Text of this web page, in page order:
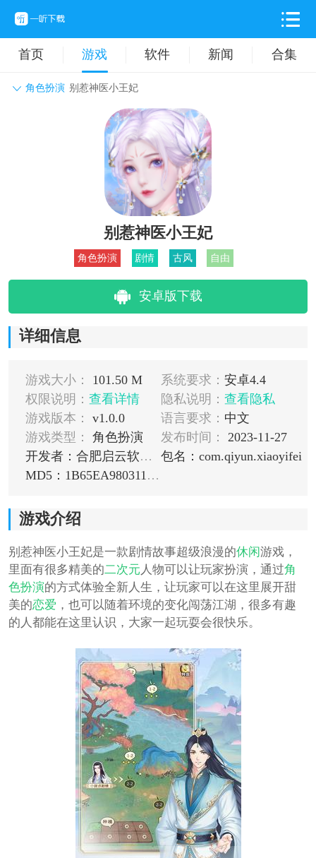
首页 游戏 软件 新闻 合集
角色扮演 别惹神医小王妃
动作格斗 休闲益智
卡牌对战 音乐舞蹈
挂机养成
别惹神医小王妃
角色扮演 剧情 古风 自由
安卓版下载
详细信息
游戏大小： 101.50 M 系统要求： 安卓4.4
权限说明： 查看详情 隐私说明： 查看隐私
游戏版本：
v1.0.0 语言要求： 中文
游戏类型：
角色扮演 发布时间：
2023-11-27
开发者：合肥启云软件有限公司
包名：com.qiyun.xiaoyifei
MD5：1B65EA980311E525D4826FD69E38DA0C
游戏介绍
别惹神医小王妃是一款剧情故事超级浪漫的休闲游戏，
里面有很多精美的二次元 人物可以让玩家扮演，通过角
色扮演的方式体验全新人生，让玩家可以在这里展开甜
美的恋爱 ，也可以随着环境的变化闯荡江湖，很多有趣
的人都能在这里认识，大家一起玩耍会很快乐。